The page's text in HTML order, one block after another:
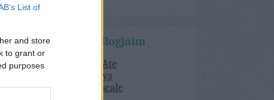
List of
and store
to grant or
purposes
Kedvenc Blogjaim
What Katie Ate
delicious days
Lorraine Pascale